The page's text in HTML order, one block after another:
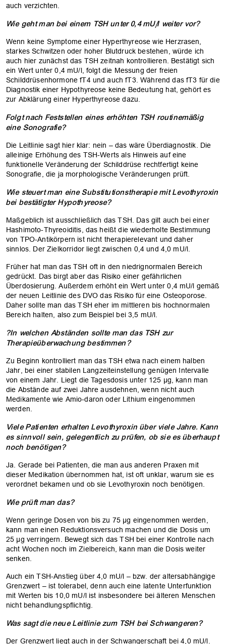
OK
auch verzichten.
Wie geht man bei einem TSH unter 0,4 mU/l weiter vor?
Wenn keine Symptome einer Hyperthyreose wie Herzrasen,
starkes Schwitzen oder hoher Blutdruck bestehen, würde ich
auch hier zunächst das TSH zeitnah kontrollieren. Bestätigt sich
ein Wert unter 0,4 mU/l, folgt die Messung der freien
Schilddrüsenhormone fT4 und auch fT3. Während das fT3 für die
Diagnostik einer Hypothyreose keine Bedeutung hat, gehört es
zur Abklärung einer Hyperthyreose dazu.
Folgt nach Feststellen eines erhöhten TSH routinemäßig
eine Sonografie?
Die Leitlinie sagt hier klar: nein – das wäre Überdiagnostik. Die
alleinige Erhöhung des TSH-Werts als Hinweis auf eine
funktionelle Veränderung der Schilddrüse rechtfertigt keine
Sonografie, die ja morphologische Veränderungen prüft.
Wie steuert man eine Substitutionstherapie mit Levothyroxin
bei bestätigter Hypothyreose?
Maßgeblich ist ausschließlich das TSH. Das gilt auch bei einer
Hashimoto-Thyreoiditis, das heißt die wiederholte Bestimmung
von TPO-Antikörpern ist nicht therapierelevant und daher
sinnlos. Der Zielkorridor liegt zwischen 0,4 und 4,0 mU/l.
Früher hat man das TSH oft in den niedrignormalen Bereich
gedrückt. Das birgt aber das Risiko einer gefährlichen
Überdosierung. Außerdem erhöht ein Wert unter 0,4 mU/l gemäß
der neuen Leitlinie des DVO das Risiko für eine Osteoporose.
Daher sollte man das TSH eher im mittleren bis hochnormalen
Bereich halten, also zum Beispiel bei 3,5 mU/l.
?In welchen Abständen sollte man das TSH zur
Therapieüberwachung bestimmen?
Zu Beginn kontrolliert man das TSH etwa nach einem halben
Jahr, bei einer stabilen Langzeiteinstellung genügen Intervalle
von einem Jahr. Liegt die Tagesdosis unter 125 µg, kann man
die Abstände auf zwei Jahre ausdehnen, wenn nicht auch
Medikamente wie Amio-daron oder Lithium eingenommen
werden.
Viele Patienten erhalten Levothyroxin über viele Jahre. Kann
es sinnvoll sein, gelegentlich zu prüfen, ob sie es überhaupt
noch benötigen?
Ja. Gerade bei Patienten, die man aus anderen Praxen mit
dieser Medikation übernommen hat, ist oft unklar, warum sie es
verordnet bekamen und ob sie Levothyroxin noch benötigen.
Wie prüft man das?
Wenn geringe Dosen von bis zu 75 µg eingenommen werden,
kann man einen Reduktionsversuch machen und die Dosis um
25 µg verringern. Bewegt sich das TSH bei einer Kontrolle nach
acht Wochen noch im Zielbereich, kann man die Dosis weiter
senken.
Auch ein TSH-Anstieg über 4,0 mU/l – bzw. der altersabhängige
Grenzwert – ist tolerabel, denn auch eine latente Unterfunktion
mit Werten bis 10,0 mU/l ist insbesondere bei älteren Menschen
nicht behandlungspflichtig.
Was sagt die neue Leitlinie zum TSH bei Schwangeren?
Der Grenzwert liegt auch in der Schwangerschaft bei 4,0 mU/l.